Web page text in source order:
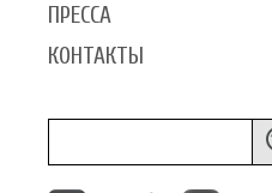
ПРЕССА
КОНТАКТЫ